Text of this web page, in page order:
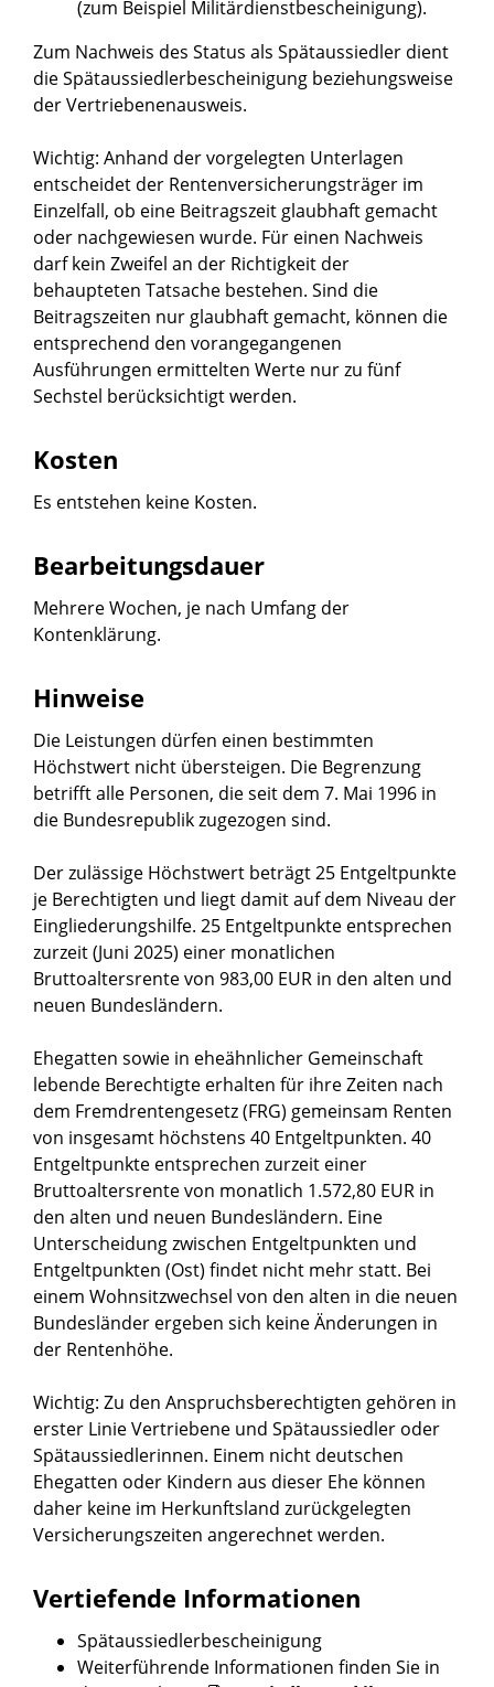
(zum Beispiel Militärdienstbescheinigung).
Zum Nachweis des Status als Spätaussiedler dient
die Spätaussiedlerbescheinigung beziehungsweise
der Vertriebenenausweis.
Wichtig: Anhand der vorgelegten Unterlagen
entscheidet der Rentenversicherungsträger im
Einzelfall, ob eine Beitragszeit glaubhaft gemacht
oder nachgewiesen wurde. Für einen Nachweis
darf kein Zweifel an der Richtigkeit der
behaupteten Tatsache bestehen. Sind die
Beitragszeiten nur glaubhaft gemacht, können die
entsprechend den vorangegangenen
Ausführungen ermittelten Werte nur zu fünf
Sechstel berücksichtigt werden.
Kosten
Es entstehen keine Kosten.
Bearbeitungsdauer
Mehrere Wochen, je nach Umfang der
Kontenklärung.
Hinweise
Die Leistungen dürfen einen bestimmten
Höchstwert nicht übersteigen. Die Begrenzung
betrifft alle Personen, die seit dem 7. Mai 1996 in
die Bundesrepublik zugezogen sind.
Der zulässige Höchstwert beträgt 25 Entgeltpunkte
je Berechtigten und liegt damit auf dem Niveau der
Eingliederungshilfe. 25 Entgeltpunkte entsprechen
zurzeit (Juni 2025) einer monatlichen
Bruttoaltersrente von 983,00 EUR in den alten und
neuen Bundesländern.
Ehegatten sowie in eheähnlicher Gemeinschaft
lebende Berechtigte erhalten für ihre Zeiten nach
dem Fremdrentengesetz (FRG) gemeinsam Renten
von insgesamt höchstens 40 Entgeltpunkten. 40
Entgeltpunkte entsprechen zurzeit einer
Bruttoaltersrente von monatlich 1.572,80 EUR in
den alten und neuen Bundesländern. Eine
Unterscheidung zwischen Entgeltpunkten und
Entgeltpunkten (Ost) findet nicht mehr statt. Bei
einem Wohnsitzwechsel von den alten in die neuen
Bundesländer ergeben sich keine Änderungen in
der Rentenhöhe.
Wichtig: Zu den Anspruchsberechtigten gehören in
erster Linie Vertriebene und Spätaussiedler oder
Spätaussiedlerinnen. Einem nicht deutschen
Ehegatten oder Kindern aus dieser Ehe können
daher keine im Herkunftsland zurückgelegten
Versicherungszeiten angerechnet werden.
Vertiefende Informationen
Spätaussiedlerbescheinigung
Weiterführende Informationen finden Sie in